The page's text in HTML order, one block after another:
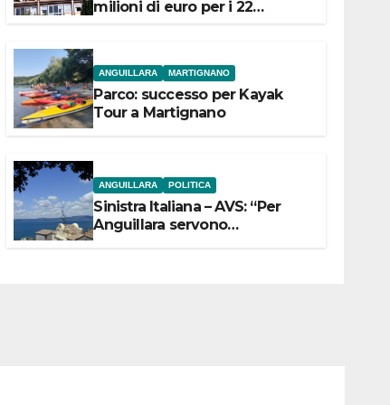
milioni di euro per i 22
ANGUILLARA MARTIGNANO
Parco: successo per Kayak
Tour a Martignano
ANGUILLARA POLITICA
Sinistra Italiana – AVS: “Per
Anguillara servono